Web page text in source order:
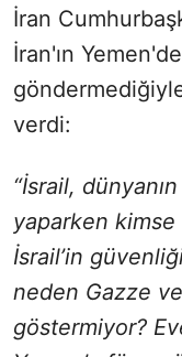
İran
İran'ın
verdi:
“İsrail,
yaparken kimse
İsrail’in
neden Gazze
göstermiyor?